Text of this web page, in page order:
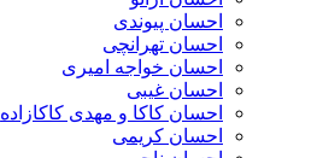
احسان پیوندی
احسان تهرانچی
احسان خواجه امیری
احسان غیبی
احسان کاکا و مهدی کاکازاده
احسان کریمی